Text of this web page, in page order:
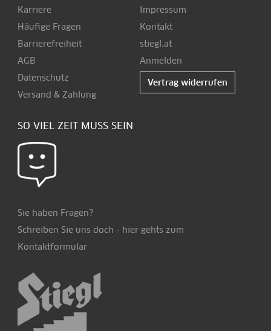
Karriere
Häufige Fragen
Barrierefreiheit
AGB
Datenschutz
Versand & Zahlung
Impressum
Kontakt
stiegl.at
Anmelden
Vertrag widerrufen
SO VIEL ZEIT MUSS SEIN
Sie haben Fragen?
Schreiben Sie uns doch - hier gehts zum
Kontaktformular